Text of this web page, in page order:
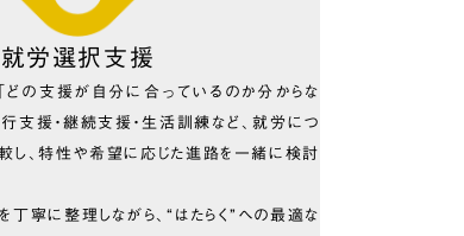
就労選択支援
どの支援が自分に合っているのか分からな
行支援・継続支援・生活訓練など、就労につ
し、特性や希望に応じた進路を一緒に検討
丁寧に整理しながら、“はたらく”への最適な